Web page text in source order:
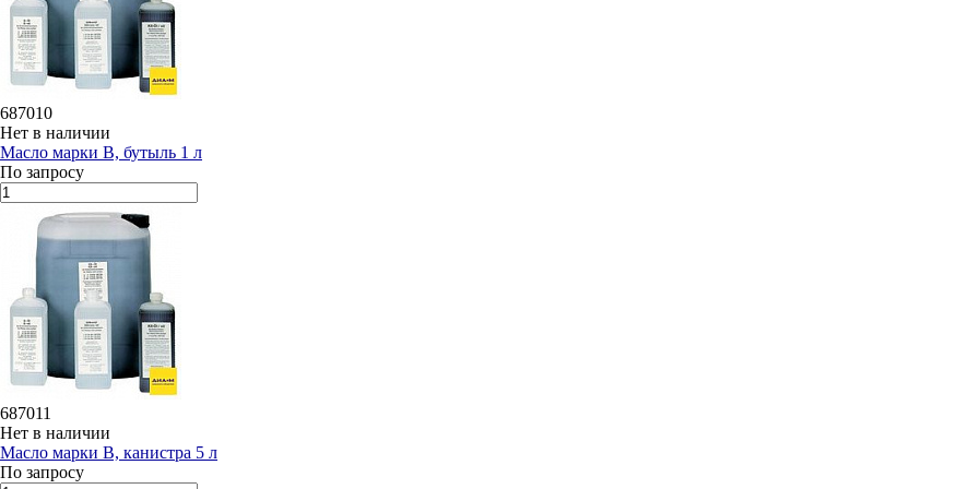
687010
Нет в наличии
Масло марки В, бутыль 1 л
По запросу
687011
Нет в наличии
Масло марки В, канистра 5 л
По запросу